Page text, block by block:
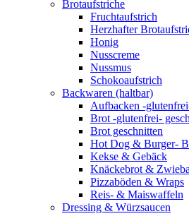
Brotaufstriche
Fruchtaufstrich
Herzhafter
Honig
Nusscreme
Nussmus
Schokoaufstrich
Backwaren (haltbar)
Aufbacken -
Brot -glutenfrei-
Brot geschnitten
Hot Dog & Burger-
Kekse & Gebäck
Knäckebrot &
Pizzaböden & Wraps
Reis- & Maiswaffeln
Dressing & Würzsaucen